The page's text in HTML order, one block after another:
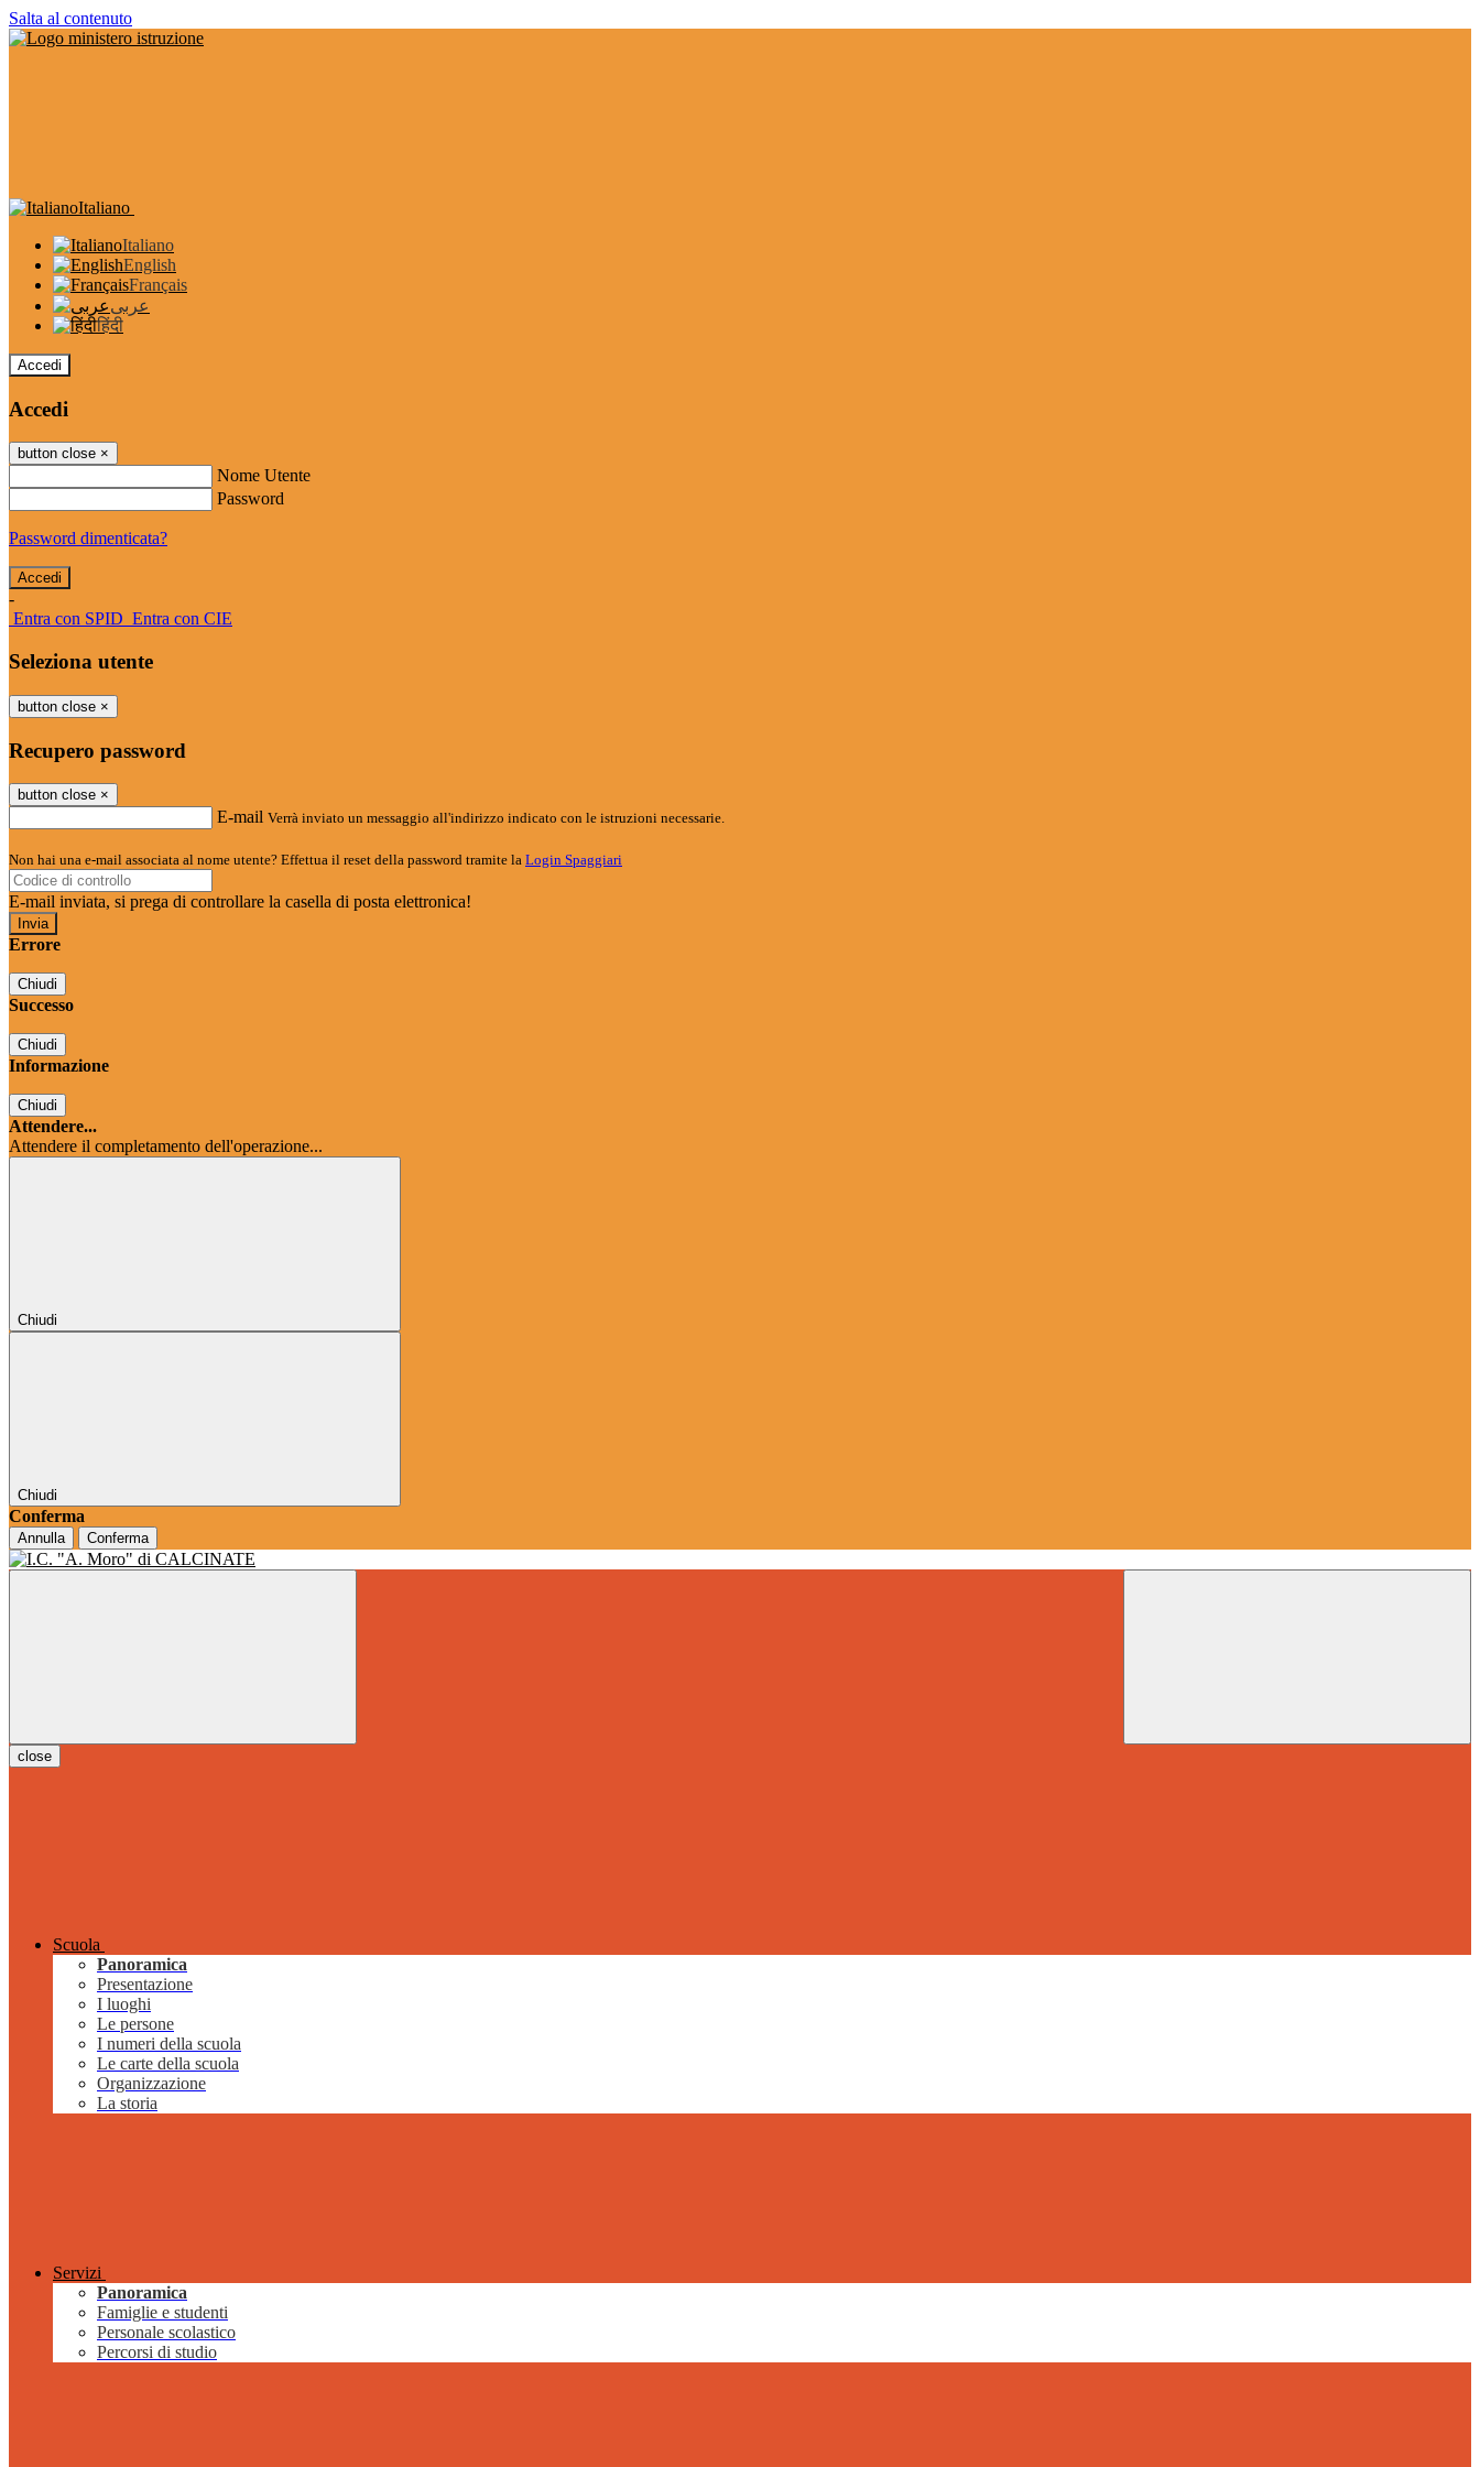
Salta al contenuto
Italiano
Italiano
English
Français
عربى
हिंदी
Accedi
Accedi
button close ×
Nome Utente
Password
Password dimenticata?
-
Entra con SPID Entra con CIE
Seleziona utente
button close ×
Recupero password
button close ×
E-mail Verrà inviato un messaggio all'indirizzo indicato con le istruzioni necessarie.
Non hai una e-mail associata al nome utente? Effettua il reset della password tramite la Login Spaggiari
E-mail inviata, si prega di controllare la casella di posta elettronica!
Errore
Chiudi
Successo
Chiudi
Informazione
Chiudi
Attendere...
Attendere il completamento dell'operazione...
Chiudi
Chiudi
Conferma
Annulla Conferma
close
Scuola
Panoramica
Presentazione
I luoghi
Le persone
I numeri della scuola
Le carte della scuola
Organizzazione
La storia
Servizi
Panoramica
Famiglie e studenti
Personale scolastico
Percorsi di studio